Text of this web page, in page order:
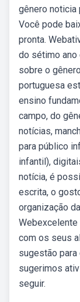
gênero noticia
Você pode
pronta.
do sétimo ano
sobre o
portuguesa
ensino
campo, do
notícias,
para público
infantil),
notícia, é
escrita, o
organização
Webexcelente
com os seus
sugestão para
sugerimos
seguir.